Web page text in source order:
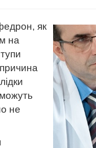
як
на
не